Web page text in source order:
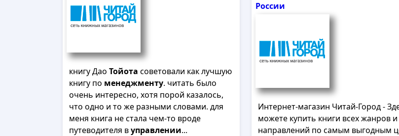
книгу Дао Тойота советовали как лучшую
книгу по менеджменту. читать было
очень интересно, хотя порой казалось,
что одно и то же разными словами. для
меня книга не стала чем-то вроде
путеводителя вуправлении...
России
Интернет-магазин Читай-Город -
можете купить книги всех жанров и
направлений по самым выгодным